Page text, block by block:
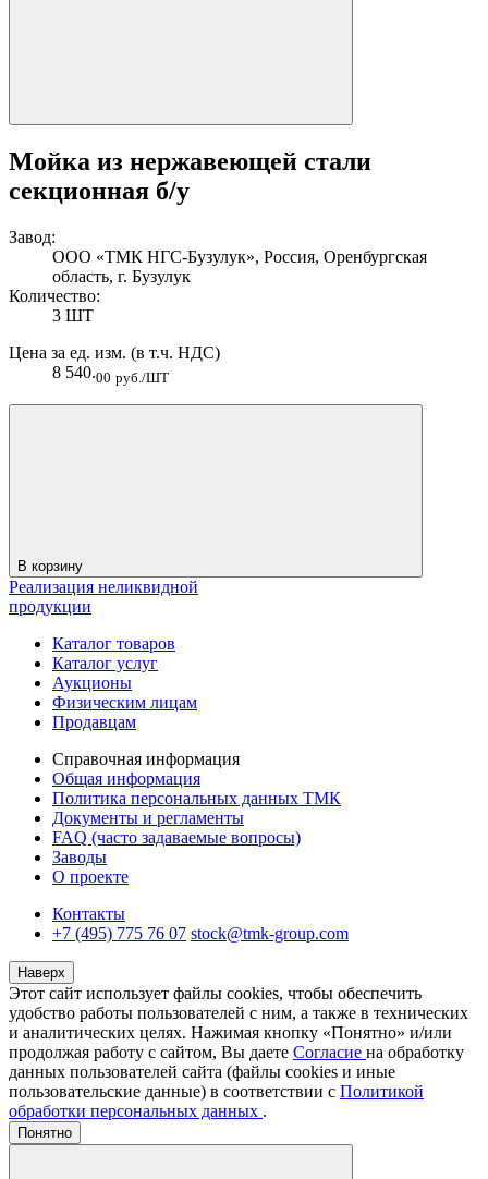
Мойка из нержавеющей стали
секционная б/у
Завод:
ООО «ТМК НГС-Бузулук», Россия, Оренбургская
область, г. Бузулук
Количество:
3 ШТ
Цена за ед. изм. (в т.ч. НДС)
8 540.00 руб./ШТ
В корзину
Реализация неликвидной
продукции
Каталог товаров
Каталог услуг
Аукционы
Физическим лицам
Продавцам
Справочная информация
Общая информация
Политика персональных данных ТМК
Документы и регламенты
FAQ (часто задаваемые вопросы)
Заводы
О проекте
Контакты
+7 (495) 775 76 07 stock@tmk-group.com
Наверх
Этот сайт использует файлы cookies, чтобы обеспечить
удобство работы пользователей с ним, а также в технических
и аналитических целях. Нажимая кнопку «Понятно» и/или
продолжая работу с сайтом, Вы даете Согласие на обработку
данных пользователей сайта (файлы cookies и иные
пользовательские данные) в соответствии с Политикой
обработки персональных данных .
Понятно